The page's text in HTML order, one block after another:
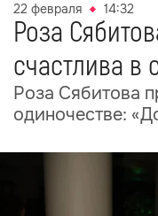
22 февраля 14:32
Роза
счастлива в
Роза Сябитова
одиночестве: